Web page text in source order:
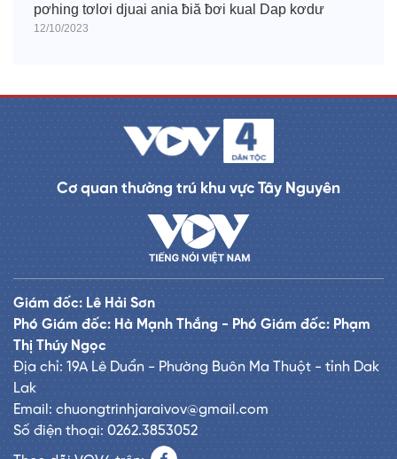
pơhing tơlơi djuai ania ƀiă ƀơi kual Dap kơdư
12/10/2023
Cơ quan thường trú khu vực Tây Nguyên
Giám đốc: Lê Hải Sơn
Phó Giám đốc: Hà Mạnh Thắng - Phó Giám đốc: Phạm
Thị Thúy Ngọc
Địa chỉ: 19A Lê Duẩn - Phường Buôn Ma Thuột - tỉnh Dak
Lak
Email: chuongtrinhjaraivov@gmail.com
Số điện thoại: 0262.3853052